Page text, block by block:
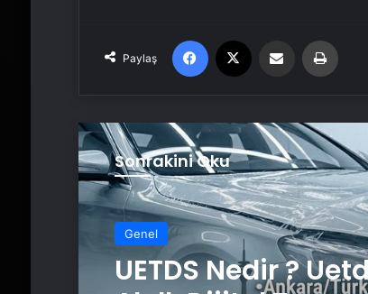
Paylaş
Facebook Email'den paylaş
Sonrakini Oku
Genel
UETDS Nedir ?